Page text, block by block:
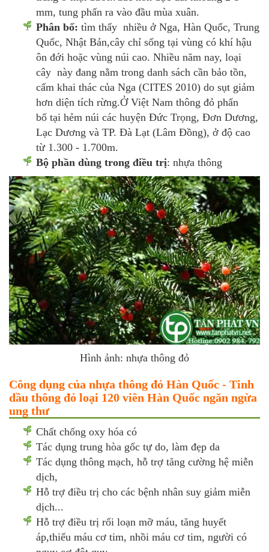
mm, tung phấn ra vào đầu mùa xuân.
Phân bố: tìm thấy nhiều ở Nga, Hàn Quốc, Trung
Quốc, Nhật Bản,cây chỉ sống tại vùng có khí hậu
ôn đới hoặc vùng núi cao. Nhiều năm nay, loại
cây này đang nằm trong danh sách cần bảo tồn,
cấm khai thác của Nga (CITES 2010) do sụt giảm
hơn diện tích rừng.Ở Việt Nam thông đỏ phẩn
bố tại hẻm núi các huyện Đức Trọng, Đơn Dương,
Lạc Dương và TP. Đà Lạt (Lâm Đồng), ở độ cao
từ 1.300 - 1.700m.
Bộ phần dùng trong điều trị: nhựa thông
Hình ảnh: nhựa thông đỏ
Công dụng của nhựa thông đỏ Hàn Quốc - Tinh
dầu thông đỏ loại 120 viên Hàn Quốc ngăn ngừa
ung thư
Chất chống oxy hóa có
Tác dụng trung hòa gốc tự do, làm đẹp da
Tác dụng thông mạch, hỗ trợ tăng cường hệ miễn
dịch,
Hỗ trợ điều trị cho các bệnh nhân suy giảm miễn
dịch...
Hỗ trợ điều trị rối loạn mỡ máu, tăng huyết
áp,thiếu máu cơ tim, nhồi máu cơ tim, người có